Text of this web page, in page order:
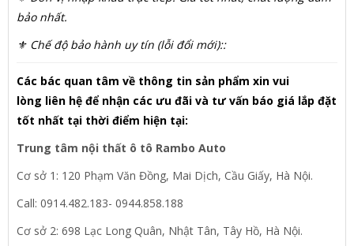
bảo nhất.
⚜ Chế độ bảo hành uy tín (lỗi đổi mới)::
Các bác quan tâm về thông tin sản phẩm xin vui
lòng liên hệ để nhận các ưu đãi và tư vấn báo giá lắp đặt
tốt nhất tại thời điểm hiện tại:
Trung tâm nội thất ô tô Rambo Auto
Cơ sở 1: 120 Phạm Văn Đồng, Mai Dịch, Cầu Giấy, Hà Nội.
Call: 0914.482.183- 0944.858.188
Cơ sở 2: 698 Lạc Long Quân, Nhật Tân, Tây Hồ, Hà Nội.